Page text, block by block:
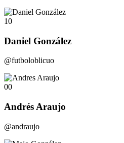
10
Daniel González
@futboloblicuo
00
Andrés Araujo
@andraujo